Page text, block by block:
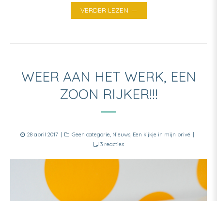
VERDER LEZEN
WEER AAN HET WERK, EEN
ZOON RIJKER!!!
Posted
28 april 2017 Categories
Geen categorie, Nieuws, Een kijkje in mijn privé
3 reactiesop